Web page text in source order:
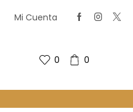
Mi Cuenta
0 0